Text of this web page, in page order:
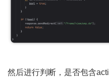
然后进行判断，是否包含